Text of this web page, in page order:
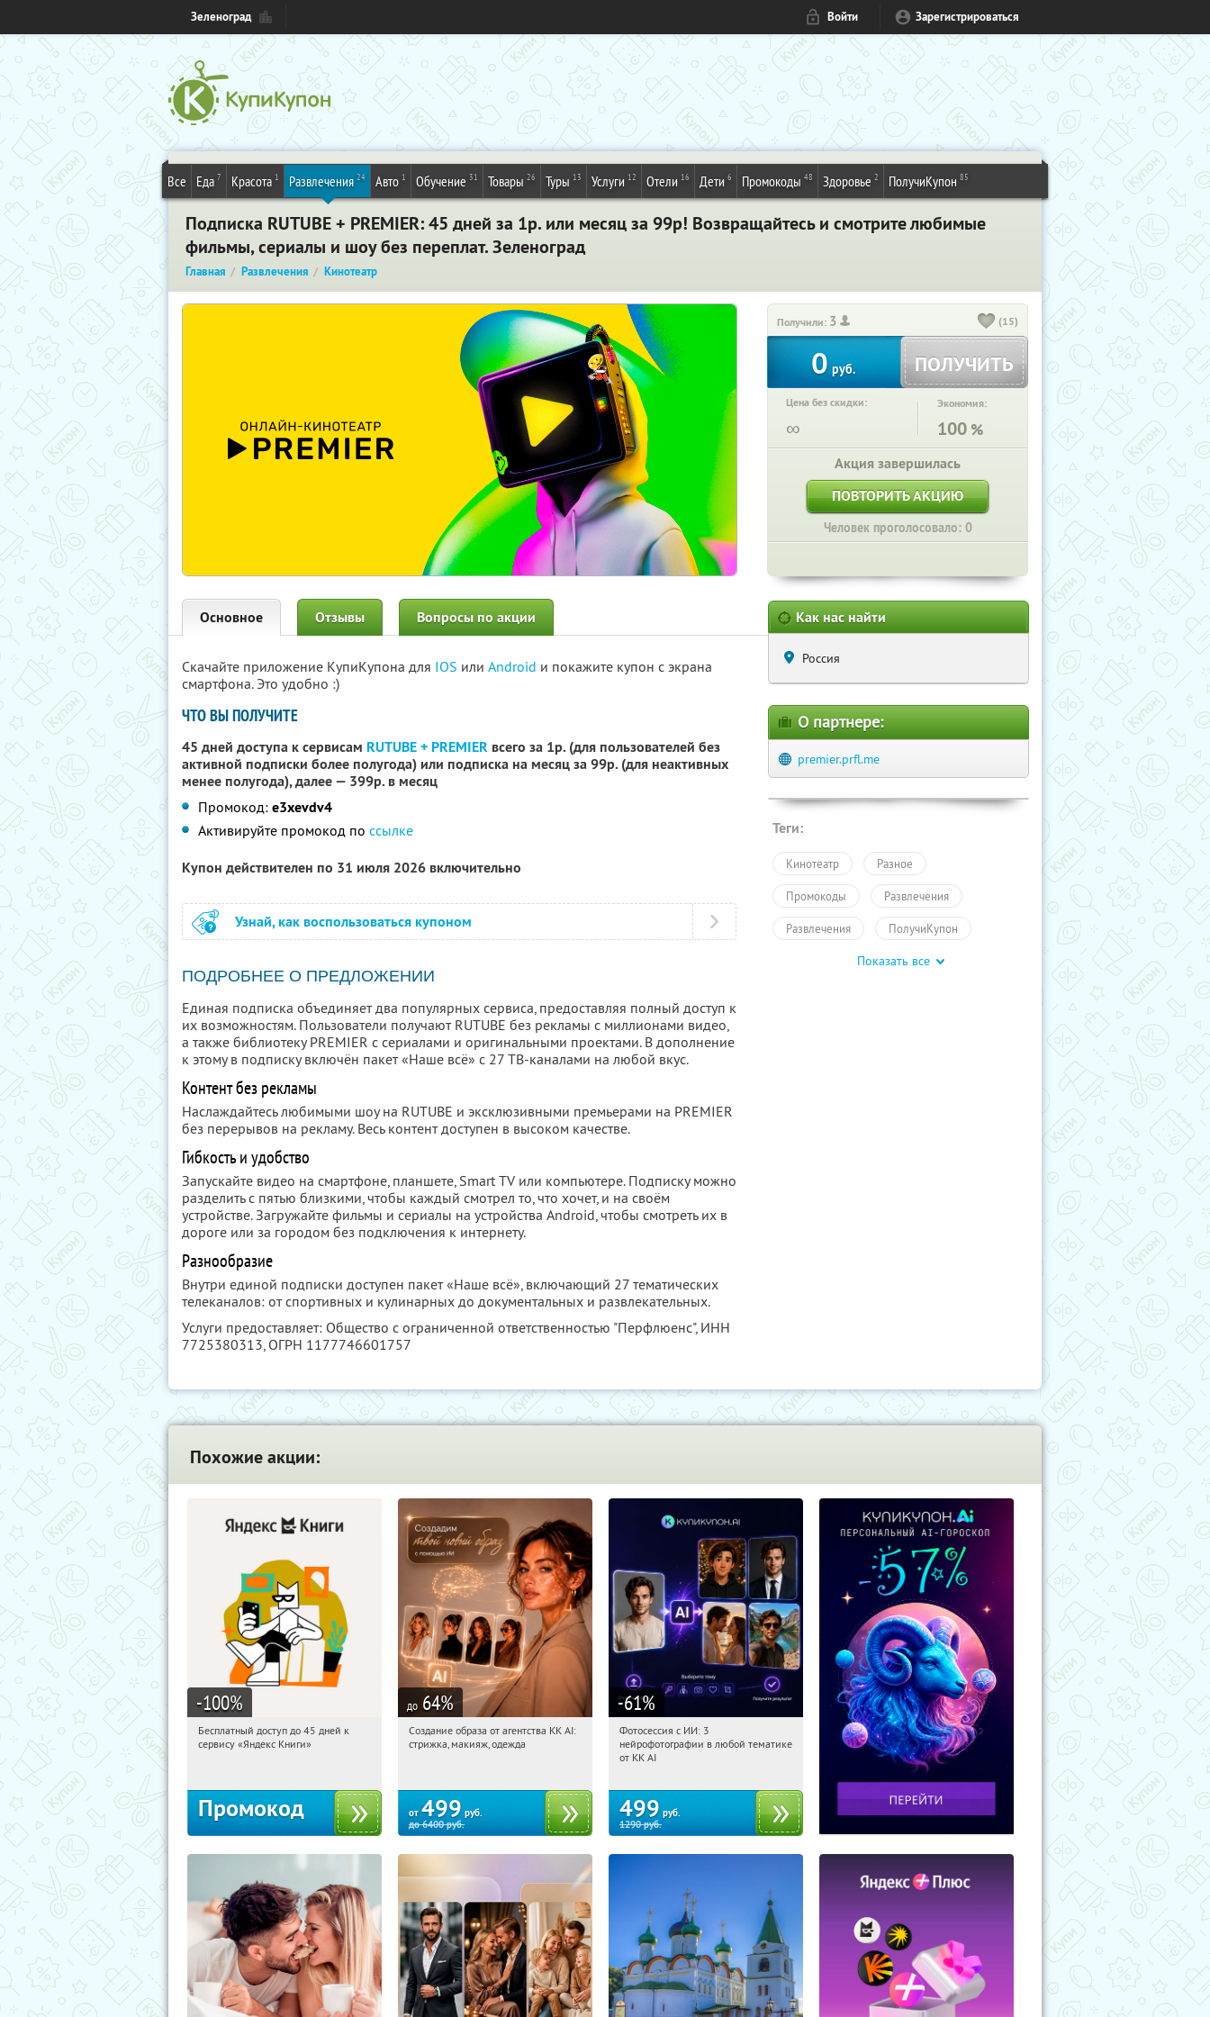
Зеленоград Войти Зарегистрироваться
Все Еда 7 Красота 1 Развлечения 24 Авто 1 Обучение 31 Товары 26 Туры 13 Услуги 12 Отели 16 Дети 6 Промокоды 48 Здоровье 2 ПолучиКупон 85
Подписка RUTUBE + PREMIER: 45 дней за 1р. или месяц за 99р! Возвращайтесь и смотрите любимые
фильмы, сериалы и шоу без переплат. Зеленоград
Главная Развлечения Кинотеатр
Получили: 3 (15)
0 руб. ПОЛУЧИТЬ
Цена без скидки:
∞
Экономия:
100 %
Акция завершилась
ПОВТОРИТЬ АКЦИЮ
Человек проголосовало: 0
Основное Отзывы Вопросы по акции
Скачайте приложение КупиКупона для IOS или Android и покажите купон с экрана
смартфона. Это удобно :)
ЧТО ВЫ ПОЛУЧИТЕ
45 дней доступа к сервисам RUTUBE + PREMIER всего за 1р. (для пользователей без
активной подписки более полугода) или подписка на месяц за 99р. (для неактивных
менее полугода), далее — 399р. в месяц
Промокод: e3xevdv4
Активируйте промокод по ссылке
Купон действителен по 31 июля 2026 включительно
Узнай, как воспользоваться купоном
ПОДРОБНЕЕ О ПРЕДЛОЖЕНИИ
Единая подписка объединяет два популярных сервиса, предоставляя полный доступ к
их возможностям. Пользователи получают RUTUBE без рекламы с миллионами видео,
а также библиотеку PREMIER с сериалами и оригинальными проектами. В дополнение
к этому в подписку включён пакет «Наше всё» с 27 ТВ-каналами на любой вкус.
Контент без рекламы
Наслаждайтесь любимыми шоу на RUTUBE и эксклюзивными премьерами на PREMIER
без перерывов на рекламу. Весь контент доступен в высоком качестве.
Гибкость и удобство
Запускайте видео на смартфоне, планшете, Smart TV или компьютере. Подписку можно
разделить с пятью близкими, чтобы каждый смотрел то, что хочет, и на своём
устройстве. Загружайте фильмы и сериалы на устройства Android, чтобы смотреть их в
дороге или за городом без подключения к интернету.
Разнообразие
Внутри единой подписки доступен пакет «Наше всё», включающий 27 тематических
телеканалов: от спортивных и кулинарных до документальных и развлекательных.
Услуги предоставляет: Общество с ограниченной ответственностью "Перфлюенс", ИНН
7725380313, ОГРН 1177746601757
Как нас найти
Россия
О партнере:
premier.prfl.me
Теги:
Кинотеатр Разное
Промокоды Развлечения
Развлечения ПолучиКупон
Показать все
Похожие акции:
-100%
15:10:23
Получи первым!
Бесплатный доступ до 45 дней к
сервису «Яндекс Книги»
Промокод
до 64%
15:10:23 Купили:64
Создание образа от агентства KK AI:
стрижка, макияж, одежда
от 499 руб.
до6400руб.
-61%
15:10:23
Россия
Фотосессия с ИИ: 3
нейрофотографии в любой тематике
от KK AI
499 руб.
1290руб.